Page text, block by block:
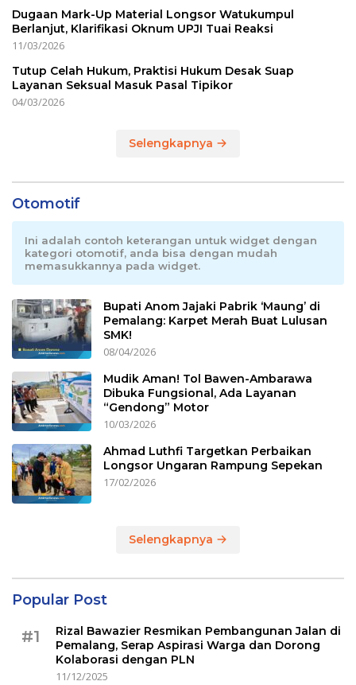
Dugaan Mark-Up Material Longsor Watukumpul
Berlanjut, Klarifikasi Oknum UPJI Tuai Reaksi
11/03/2026
Tutup Celah Hukum, Praktisi Hukum Desak Suap
Layanan Seksual Masuk Pasal Tipikor
04/03/2026
Selengkapnya
Otomotif
Ini adalah contoh keterangan untuk widget dengan
kategori otomotif, anda bisa dengan mudah
memasukkannya pada widget.
Bupati Anom Jajaki Pabrik ‘Maung’ di
Pemalang: Karpet Merah Buat Lulusan
SMK!
08/04/2026
Mudik Aman! Tol Bawen-Ambarawa
Dibuka Fungsional, Ada Layanan
“Gendong” Motor
10/03/2026
Ahmad Luthfi Targetkan Perbaikan
Longsor Ungaran Rampung Sepekan
17/02/2026
Selengkapnya
Popular Post
#1
Rizal Bawazier Resmikan Pembangunan Jalan di
Pemalang, Serap Aspirasi Warga dan Dorong
Kolaborasi dengan PLN
11/12/2025